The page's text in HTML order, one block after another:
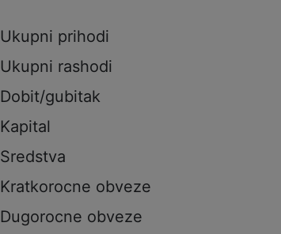
Ukupni prihodi
Ukupni rashodi
Dobit/gubitak
Kapital
Sredstva
Kratkorocne obveze
Dugorocne obveze